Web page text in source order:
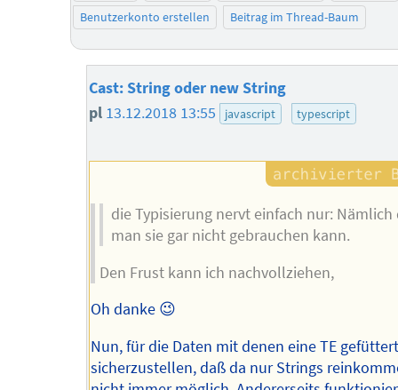
Benutzerkonto erstellen
Beitrag im Thread-Baum
Cast: String oder new String
pl 13.12.2018 13:55 javascript typescript
die Typisierung nervt einfach nur: Nämlich
man sie gar nicht gebrauchen kann.
Den Frust kann ich nachvollziehen,
Oh danke 😉
Nun, für die Daten mit denen eine TE
sicherzustellen, daß da nur Strings